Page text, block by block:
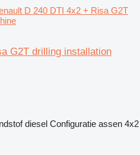
D 240 DTI 4x2 + Risa G2T
G2T drilling installation
diesel Configuratie assen 4x2